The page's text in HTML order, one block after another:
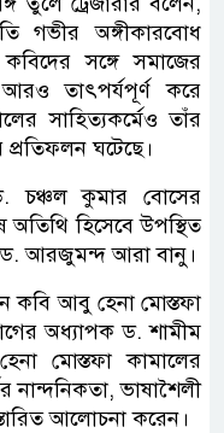
গভীর অঙ্গীকারবোধ
সঙ্গে সমাজের
আরও তাৎপর্যপূর্ণ করে
সাহিত্যকর্মেও তাঁর
ঘটেছে।
চঞ্চল কুমার বোসের
অতিথি হিসেবে উপস্থিত
আরজুমন্দ আরা বানু।
কবি আবু হেনা মোস্তফা
অধ্যাপক ড. শামীম
মোস্তফা কামালের
নান্দনিকতা, ভাষাশৈলী
আলোচনা করেন।